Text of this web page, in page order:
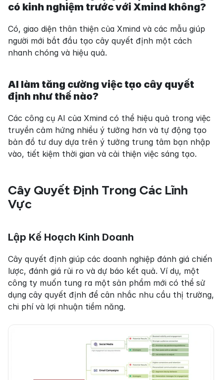
có kinh nghiệm trước với Xmind không?
Có, giao diện thân thiện của Xmind và các mẫu giúp
người mới bắt đầu tạo cây quyết định một cách
nhanh chóng và hiệu quả.
AI làm tăng cường việc tạo cây quyết
định như thế nào?
Các công cụ AI của Xmind có thể hiệu quả trong việc
truyền cảm hứng nhiều ý tưởng hơn và tự động tạo
bản đồ tư duy dựa trên ý tưởng trung tâm bạn nhập
vào, tiết kiệm thời gian và cải thiện việc sáng tạo.
Cây Quyết Định Trong Các Lĩnh
Vực
Lập Kế Hoạch Kinh Doanh
Cây quyết định giúp các doanh nghiệp đánh giá chiến
lược, đánh giá rủi ro và dự báo kết quả. Ví dụ, một
công ty muốn tung ra một sản phẩm mới có thể sử
dụng cây quyết định để cân nhắc nhu cầu thị trường,
chi phí và lợi nhuận tiềm năng.